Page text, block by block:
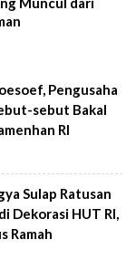
Pengusaha
sebut Bakal
RI
Sulap Ratusan
Dekorasi HUT RI,
Ramah